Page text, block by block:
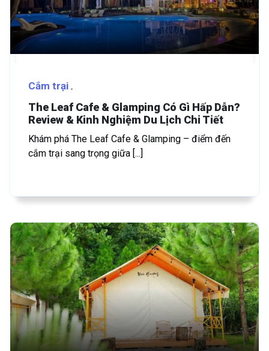
Cắm trại
The Leaf Cafe & Glamping Có Gì Hấp Dẫn?
Review & Kinh Nghiệm Du Lịch Chi Tiết
Khám phá The Leaf Cafe & Glamping – điểm đến
cắm trại sang trọng giữa [...]